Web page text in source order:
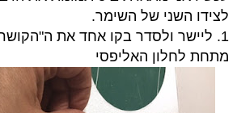
לצידו השני של השימר.
1. ליישר ולסדר בקו אחד את
מתחת לחלון האליפסי